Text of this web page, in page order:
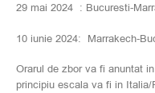
29 mai 2024 : Bucuresti-
10 iunie 2024: Marrakech-
Orarul de zbor va fi anuntat
principiu escala va fi in